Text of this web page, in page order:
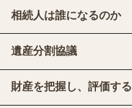
相続人は誰になるのか
遺産分割協議
財産を把握し、評価する